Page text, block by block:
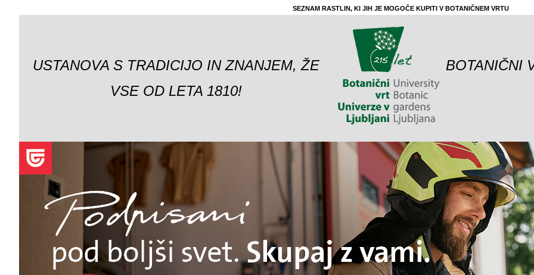
SEZNAM RASTLIN, KI JIH JE MOGOČE KUPITI V BOTANIČNEM VRTU
USTANOVA S TRADICIJO IN ZNANJEM, ŽE
VSE OD LETA 1810!
BOTANIČNI